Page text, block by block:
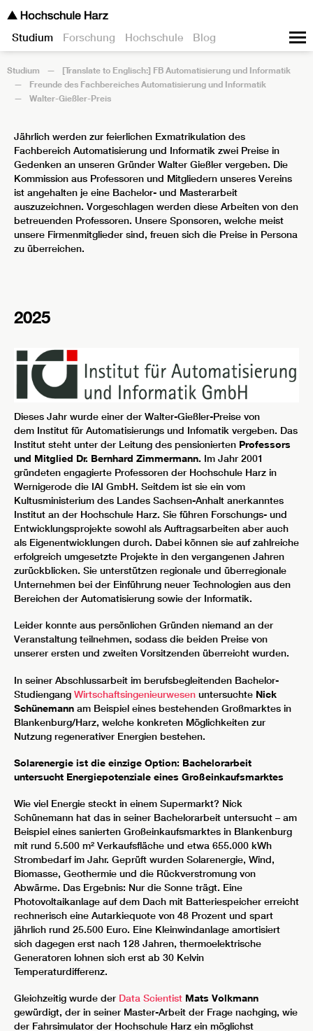
Studium Forschung Hochschule Blog
Studium
[Translate to Englisch:] FB Automatisierung und Informatik
Freunde des Fachbereiches Automatisierung und Informatik
Walter-Gießler-Preis
Jährlich werden zur feierlichen Exmatrikulation des
Fachbereich Automatisierung und Informatik zwei Preise in
Gedenken an unseren Gründer Walter Gießler vergeben. Die
Kommission aus Professoren und Mitgliedern unseres Vereins
ist angehalten je eine Bachelor- und Masterarbeit
auszuzeichnen. Vorgeschlagen werden diese Arbeiten von den
betreuenden Professoren. Unsere Sponsoren, welche meist
unsere Firmenmitglieder sind, freuen sich die Preise in Persona
zu überreichen.
2025
Dieses Jahr wurde einer der Walter-Gießler-Preise von
dem Institut für Automatisierungs und Infomatik vergeben. Das
Institut steht unter der Leitung des pensionierten Professors
und Mitglied Dr. Bernhard Zimmermann. Im Jahr 2001
gründeten engagierte Professoren der Hochschule Harz in
Wernigerode die IAI GmbH. Seitdem ist sie ein vom
Kultusministerium des Landes Sachsen-Anhalt anerkanntes
Institut an der Hochschule Harz. Sie führen Forschungs- und
Entwicklungsprojekte sowohl als Auftragsarbeiten aber auch
als Eigenentwicklungen durch. Dabei können sie auf zahlreiche
erfolgreich umgesetzte Projekte in den vergangenen Jahren
zurückblicken. Sie unterstützen regionale und überregionale
Unternehmen bei der Einführung neuer Technologien aus den
Bereichen der Automatisierung sowie der Informatik.
Leider konnte aus persönlichen Gründen niemand an der
Veranstaltung teilnehmen, sodass die beiden Preise von
unserer ersten und zweiten Vorsitzenden überreicht wurden.
In seiner Abschlussarbeit im berufsbegleitenden Bachelor-
Studiengang Wirtschaftsingenieurwesen untersuchte Nick
Schünemann am Beispiel eines bestehenden Großmarktes in
Blankenburg/Harz, welche konkreten Möglichkeiten zur
Nutzung regenerativer Energien bestehen.
Solarenergie ist die einzige Option: Bachelorarbeit
untersucht Energiepotenziale eines Großeinkaufsmarktes
Wie viel Energie steckt in einem Supermarkt? Nick
Schünemann hat das in seiner Bachelorarbeit untersucht – am
Beispiel eines sanierten Großeinkaufsmarktes in Blankenburg
mit rund 5.500 m² Verkaufsfläche und etwa 655.000 kWh
Strombedarf im Jahr. Geprüft wurden Solarenergie, Wind,
Biomasse, Geothermie und die Rückverstromung von
Abwärme. Das Ergebnis: Nur die Sonne trägt. Eine
Photovoltaikanlage auf dem Dach mit Batteriespeicher erreicht
rechnerisch eine Autarkiequote von 48 Prozent und spart
jährlich rund 25.500 Euro. Eine Kleinwindanlage amortisiert
sich dagegen erst nach 128 Jahren, thermoelektrische
Generatoren lohnen sich erst ab 30 Kelvin
Temperaturdifferenz.
Gleichzeitig wurde der Data Scientist Mats Volkmann
gewürdigt, der in seiner Master-Arbeit der Frage nachging, wie
der Fahrsimulator der Hochschule Harz ein möglichst